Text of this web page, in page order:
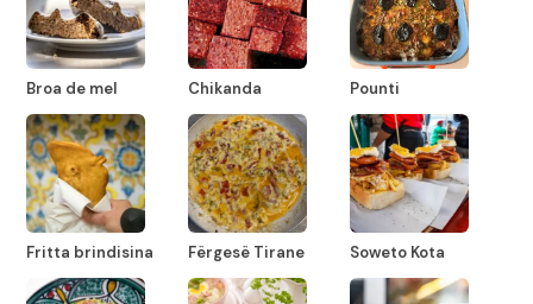
Broa de mel Chikanda Pounti
Fritta brindisina Fërgesë Tirane Soweto Kota